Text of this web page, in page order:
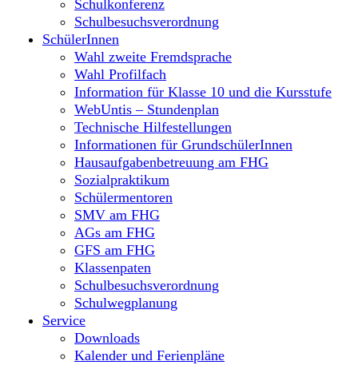
Schulkonferenz
Schulbesuchsverordnung
SchülerInnen
Wahl zweite Fremdsprache
Wahl Profilfach
Information für Klasse 10 und die Kursstufe
WebUntis – Stundenplan
Technische Hilfestellungen
Informationen für GrundschülerInnen
Hausaufgabenbetreuung am FHG
Sozialpraktikum
Schülermentoren
SMV am FHG
AGs am FHG
GFS am FHG
Klassenpaten
Schulbesuchsverordnung
Schulwegplanung
Service
Downloads
Kalender und Ferienpläne